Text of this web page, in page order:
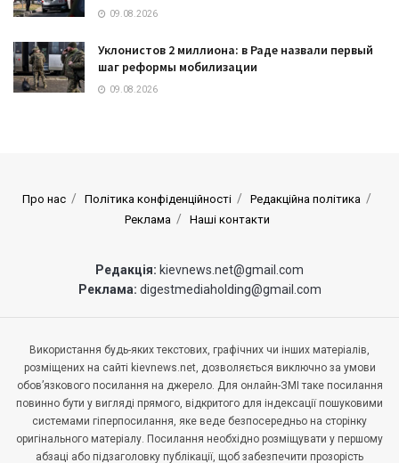
09.08.2026
Уклонистов 2 миллиона: в Раде назвали первый
шаг реформы мобилизации
09.08.2026
Про нас Політика конфіденційності
Редакційна політика
Реклама
Наші контакти
Редакція: kievnews.net@gmail.com
Реклама: digestmediaholding@gmail.com
Використання будь-яких текстових, графічних чи інших матеріалів,
розміщених на сайті kievnews.net, дозволяється виключно за умови
обов’язкового посилання на джерело. Для онлайн-ЗМІ таке посилання
повинно бути у вигляді прямого, відкритого для індексації пошуковими
системами гіперпосилання, яке веде безпосередньо на сторінку
оригінального матеріалу. Посилання необхідно розміщувати у першому
абзаці або підзаголовку публікації, щоб забезпечити прозорість